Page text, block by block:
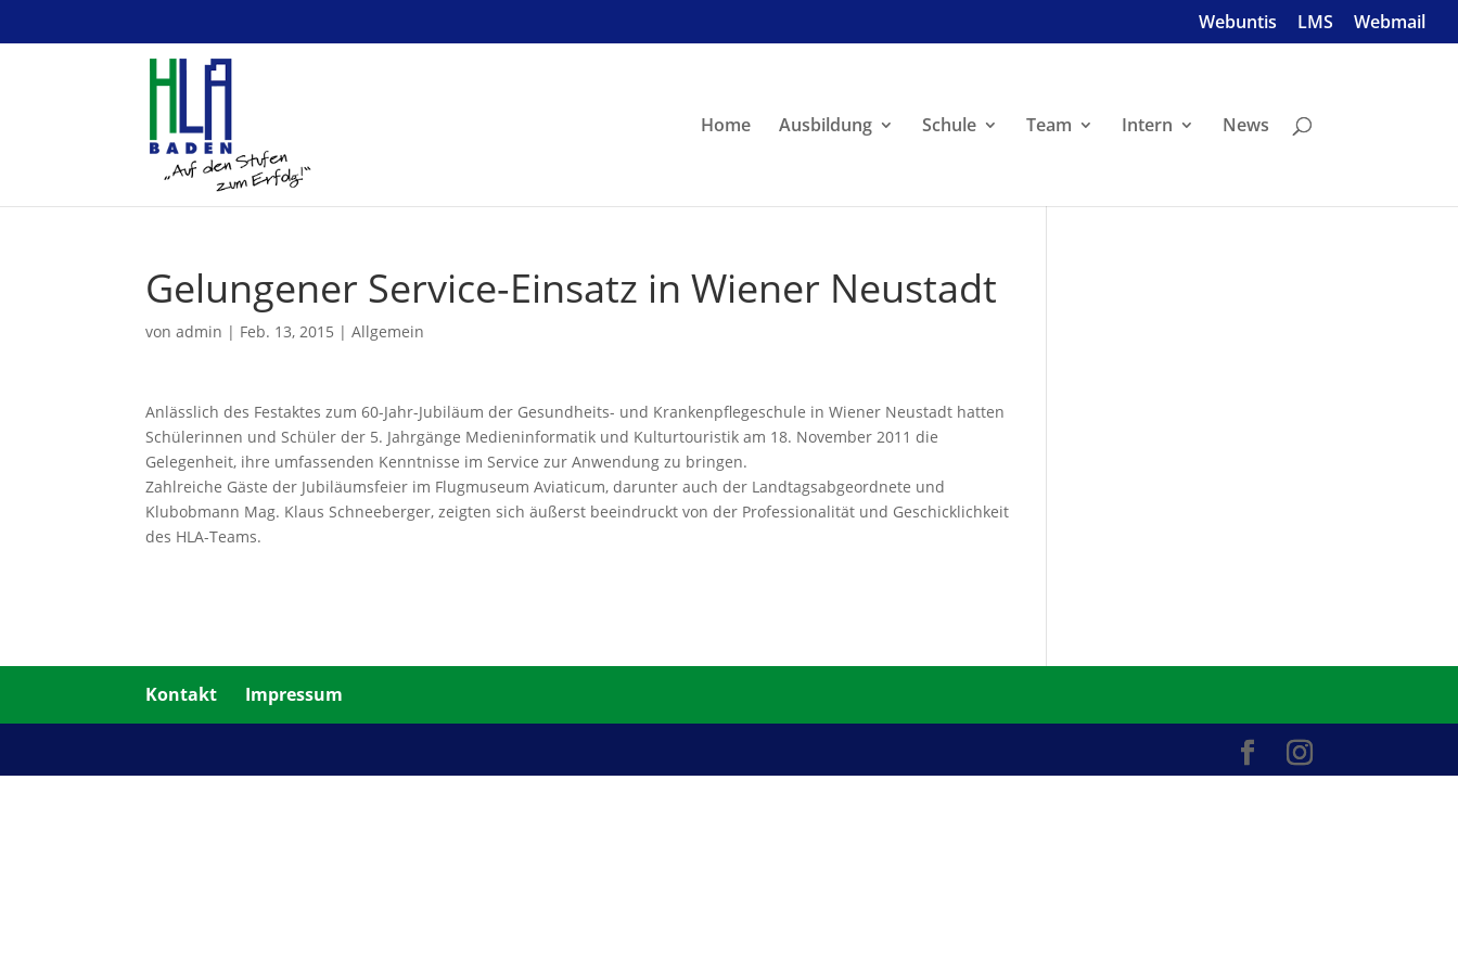
Webuntis LMS Webmail
Home Ausbildung Schule Team Intern News
Gelungener Service-Einsatz in Wiener Neustadt
vonadmin | Feb. 13, 2015 |Allgemein
Anlässlich des Festaktes zum 60-Jahr-Jubiläum der Gesundheits- und Krankenpflegeschule in Wiener Neustadt hatten
Schülerinnen und Schüler der 5. Jahrgänge Medieninformatik und Kulturtouristik am 18. November 2011 die
Gelegenheit, ihre umfassenden Kenntnisse im Service zur Anwendung zu bringen.
Zahlreiche Gäste der Jubiläumsfeier im Flugmuseum Aviaticum, darunter auch der Landtagsabgeordnete und
Klubobmann Mag. Klaus Schneeberger, zeigten sich äußerst beeindruckt von der Professionalität und Geschicklichkeit
des HLA-Teams.
Kontakt Impressum